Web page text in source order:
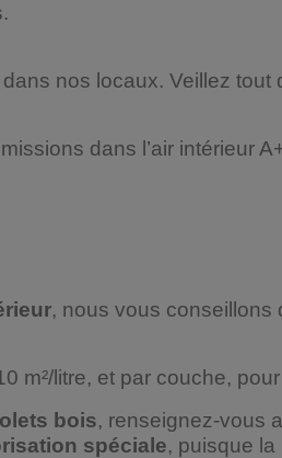
nos locaux. Veillez
dans l’air intérieur
, nous vous conseillons
m²/litre, et par couche,
bois, renseignez-vous
spéciale, puisque la